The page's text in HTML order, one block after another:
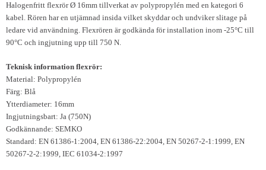
Halogenfritt flexrör Ø 16mm tillverkat av polypropylén med en kategori 6
kabel. Rören har en utjämnad insida vilket skyddar och undviker slitage på
ledare vid användning. Flexrören är godkända för installation inom -25°C till
90°C och ingjutning upp till 750 N.
Teknisk information flexrör:
Material: Polypropylén
Färg: Blå
Ytterdiameter: 16mm
Ingjutningsbart: Ja (750N)
Godkännande: SEMKO
Standard: EN 61386-1:2004, EN 61386-22:2004, EN 50267-2-1:1999, EN
50267-2-2:1999, IEC 61034-2:1997